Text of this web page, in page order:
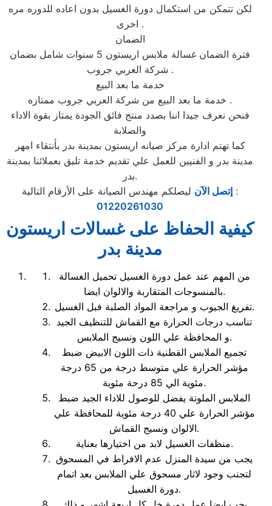
لكن تتمكن من استكمال دورة الغسيل بدون اعاده للدوره مره
اخرى .
الضمان
فترة الضمان غسالة ملابس اريستون 5 سنوات شامل بضمان
شركة العربي جروب .
خدمة ما بعد البيع
خدمة ما بعد البيع من شركة العربي جروب ممتازه .
فنحن نعرف جيدا اننا بصدد منتج فائق الجودة يمتاز بقوة الاداء
والصلابة
كما تهتم ادارة مركز صيانه اريستون بمدينة بدر بأنتقاء امهر
مدينة بدر و الفنيين للعمل علي تقديم خدمة تليق بعملائنا بمدينة
بدر.
إتصل الآن ليصلكم مهندس الصيانة على الأرقام التالية :
01220261030
كيفية الحفاظ على غسالات اريستون
مدينة بدر
من المهم عند عمل دورة الغسيل تحميل الغسالة
بالمنسوجات المتقاربة والالوان ايضا.
تفريغ الجيوب و مراجعة المواد الصلبة فبل الغسيل.
تناسب درجات الحرارة مع القماش للتنظيف الجيد
و المحافظة علي اللون ونسيج الملابس.
تجميع الملابس القطنية ذات اللون الابيض ضبط
مؤشر الحرارة علي متوسط درجة من 65 درجة
مئوية الي 85 درحة مئوية.
الملابس الملونة يفضل للوصول للاداء الجيد ضبط
مؤشر الحرارة علي 40 درجة مئوية للمحافظة علي
الالوان ونسيج القماش.
منظفات الغسيل لابد من اختيارها بعناية.
يجب من سيدة المنزل عدم الافراط في المسحوق
لتجنب وجود لاثار مسحوق علي الملابس بعد اتمام
دورة الغسيل.